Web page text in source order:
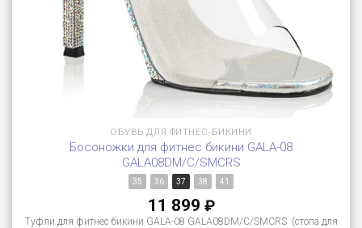
ОБУВЬ ДЛЯ ФИТНЕС-БИКИНИ
Босоножки для фитнес бикини GALA-08
GALA08DM/C/SMCRS
35 36 37 38 41
11 899 ₽
Туфли для фитнес бикини GALA-08 GALA08DM/C/SMCRS (стопа для